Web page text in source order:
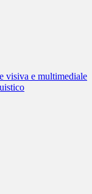
visiva e multimediale